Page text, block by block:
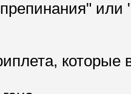
или
которые